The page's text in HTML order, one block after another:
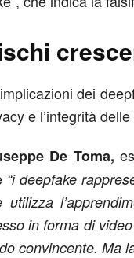
dei
e l’integrità
De Toma,
“i deepfake
utilizza
in forma di
convincente. Ma